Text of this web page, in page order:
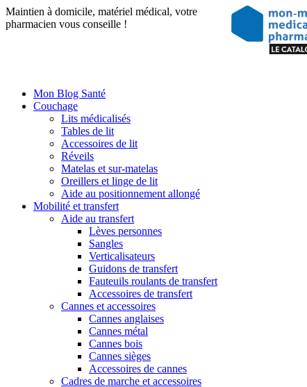
Maintien à domicile, matériel médical, votre
pharmacien vous conseille !
Mon Blog Santé
Couchage
Lits médicalisés
Tables de lit
Accessoires de lit
Réveils
Matelas et sur-matelas
Oreillers et linge de lit
Aide au positionnement allongé
Mobilité et transfert
Aide au transfert
Lèves personnes
Sangles
Verticalisateurs
Guidons de transfert
Fauteuils roulants de transfert
Accessoires de transfert
Cannes et accessoires
Cannes anglaises
Cannes métal
Cannes bois
Cannes sièges
Accessoires de cannes
Cadres de marche et accessoires